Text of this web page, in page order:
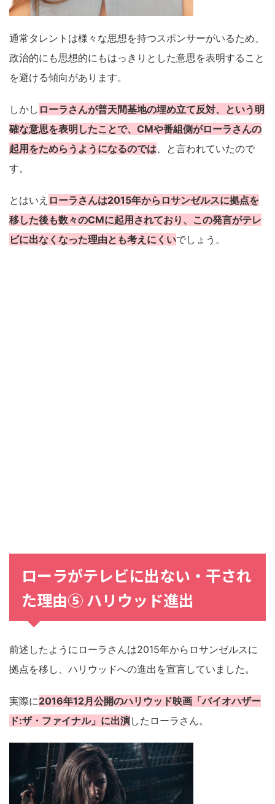
通常タレントは様々な思想を持つスポンサーがいるため、
政治的にも思想的にもはっきりとした意思を表明すること
を避ける傾向があります。
しかし ローラさんが普天間基地の埋め立て反対、という明
確な意思を表明したことで、CMや番組側がローラさんの
起用をためらうようになるのでは 、と言われていたので
す。
とはいえ ローラさんは2015年からロサンゼルスに拠点を
移した後も数々のCMに起用されており、この発言がテレ
ビに出なくなった理由とも考えにくいでしょう。
ローラがテレビに出ない・干され
た理由⑤ ハリウッド進出
前述したようにローラさんは2015年からロサンゼルスに
拠点を移し、ハリウッドへの進出を宣言していました。
実際に2016年12月公開のハリウッド映画「バイオハザー
ド:ザ・ファイナル」に出演したローラさん。